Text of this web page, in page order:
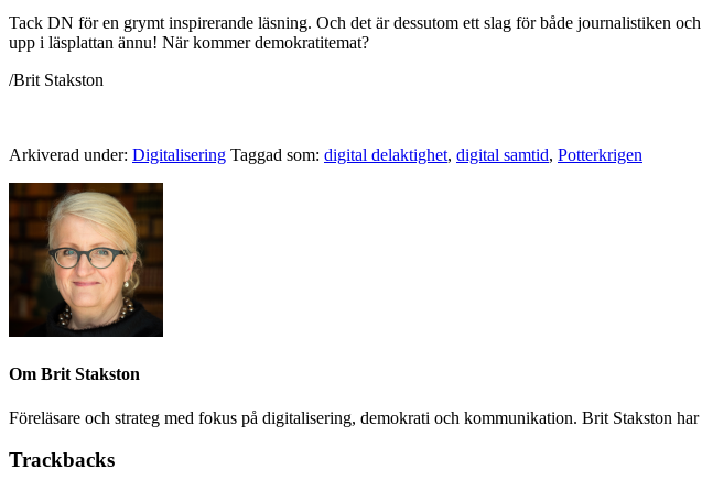
Tack DN för en grymt inspirerande läsning. Och det är dessutom ett slag för både journalistiken
upp i läsplattan ännu! När kommer demokratitemat?
/Brit Stakston
Arkiverad under: Digitalisering Taggad som: digital delaktighet, digital samtid, Potterkrigen
Om Brit Stakston
Föreläsare och strateg med fokus på digitalisering, demokrati och kommunikation. Brit Stakston
Trackbacks